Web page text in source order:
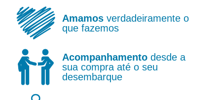
Amamosverdadeiramente o
que fazemos
Acompanhamentodesde a
sua compra até o seu
desembarque